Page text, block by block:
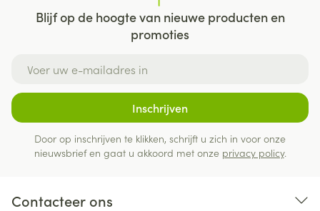
Blijf op de hoogte van nieuwe producten en
promoties
Inschrijven
Door op inschrijven te klikken, schrijft u zich in voor onze
nieuwsbrief en gaat u akkoord met onze privacy policy.
Contacteer ons